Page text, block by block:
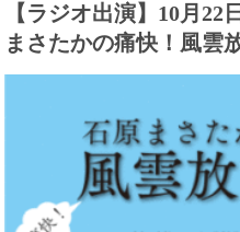
【ラジオ出演】10月22
まさたかの痛快！風雲